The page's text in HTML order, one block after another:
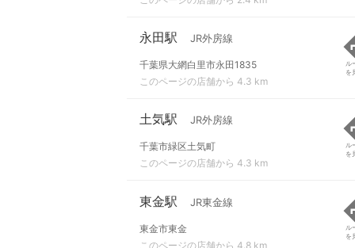
永田駅 JR外房線
千葉県大網白里市永田1835
このページの店舗から 4.3 km
ル
を
土気駅 JR外房線
千葉市緑区土気町
このページの店舗から 4.3 km
ル
を
東金駅 JR東金線
東金市東金
このページの店舗から 4.8 km
ル
を